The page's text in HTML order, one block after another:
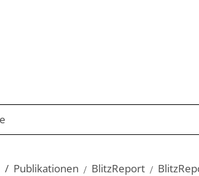
Publikationen BlitzReport